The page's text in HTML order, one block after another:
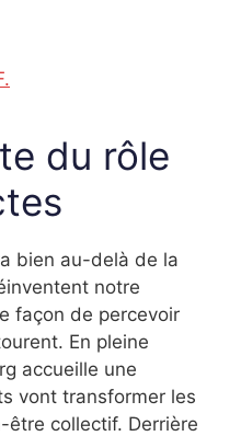
du rôle
bien au-delà de la
notre
façon de percevoir
En pleine
accueille une
vont transformer les
être collectif. Derrière